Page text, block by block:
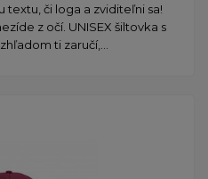
textu, či loga a zviditeľni sa!
z očí. UNISEX šiltovka s
ti zaručí,...